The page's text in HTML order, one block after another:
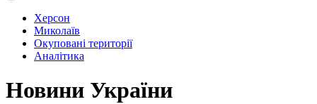
Херсон
Миколаїв
Окуповані території
Аналітика
Новини України